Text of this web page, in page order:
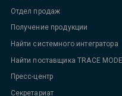
Отдел продаж
Получение продукции
Найти системного интегратора
Найти поставщика TRACE MODE
Пресс-центр
Секретариат